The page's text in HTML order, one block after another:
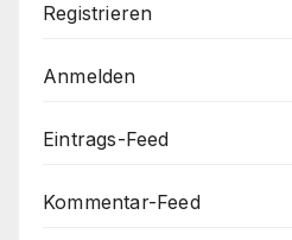
Registrieren
Anmelden
Eintrags-Feed
Kommentar-Feed